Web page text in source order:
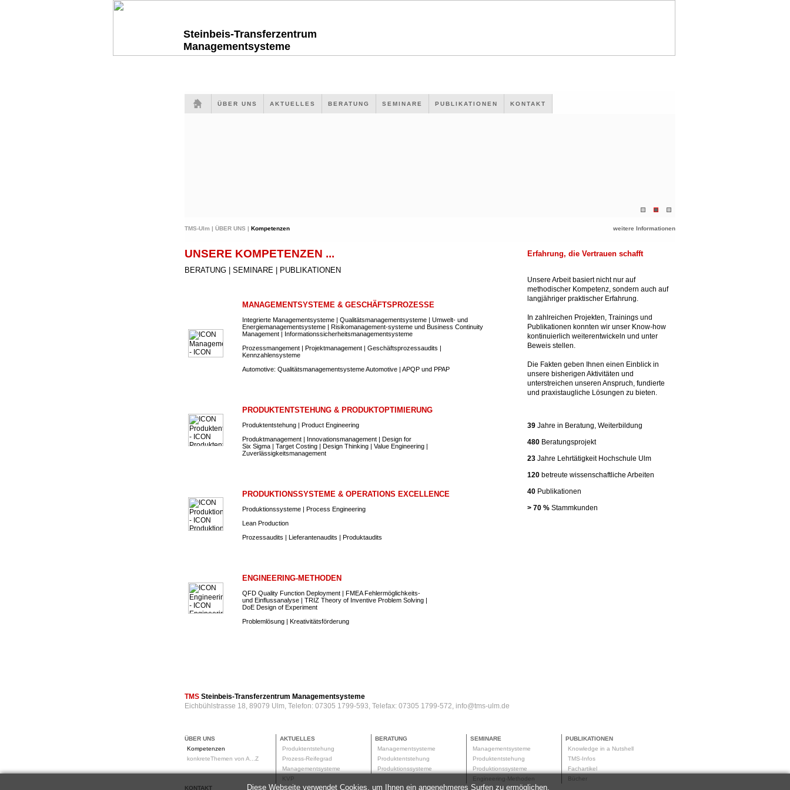
Steinbeis-Transferzentrum
Managementsysteme
ÜBER UNS AKTUELLES BERATUNG SEMINARE PUBLIKATIONEN KONTAKT
TMS-Ulm | ÜBER UNS | Kompetenzen weitere Informationen
UNSERE KOMPETENZEN ...
BERATUNG | SEMINARE | PUBLIKATIONEN
MANAGEMENTSYSTEME & GESCHÄFTSPROZESSE
Integrierte Managementsysteme | Qualitätsmanagementsysteme | Umwelt- und
Energiemanagementsysteme | Risikomanagement-systeme und Business Continuity
Management | Informationssicherheitsmanagementsysteme
Prozessmangement | Projektmanagement | Geschäftsprozessaudits |
Kennzahlensysteme
Automotive: Qualitätsmanagementsysteme Automotive | APQP und PPAP
PRODUKTENTSTEHUNG & PRODUKTOPTIMIERUNG
Produktentstehung | Product Engineering
Produktmanagement | Innovationsmanagement | Design for
Six Sigma | Target Costing | Design Thinking | Value Engineering |
Zuverlässigkeitsmanagement
PRODUKTIONSSYSTEME & OPERATIONS EXCELLENCE
Produktionssysteme | Process Engineering
Lean Production
Prozessaudits | Lieferantenaudits | Produktaudits
ENGINEERING-METHODEN
QFD Quality Function Deployment | FMEA Fehlermöglichkeits-
und Einflussanalyse | TRIZ Theory of Inventive Problem Solving |
DoE Design of Experiment
Problemlösung | Kreativitätsförderung
Erfahrung, die Vertrauen schafft
Unsere Arbeit basiert nicht nur auf
methodischer Kompetenz, sondern auch auf
langjähriger praktischer Erfahrung.
In zahlreichen Projekten, Trainings und
Publikationen konnten wir unser Know-how
kontinuierlich weiterentwickeln und unter
Beweis stellen.
Die Fakten geben Ihnen einen Einblick in
unsere bisherigen Aktivitäten und
unterstreichen unseren Anspruch, fundierte
und praxistaugliche Lösungen zu bieten.
39 Jahre in Beratung, Weiterbildung
480 Beratungsprojekt
23 Jahre Lehrtätigkeit Hochschule Ulm
120 betreute wissenschaftliche Arbeiten
40 Publikationen
> 70 % Stammkunden
TMS Steinbeis-Transferzentrum Managementsysteme
Eichbühlstrasse 18, 89079 Ulm, Telefon: 07305 1799-593, Telefax: 07305 1799-572, info@tms-ulm.de
ÜBER UNS
Kompetenzen
konkreteThemen von A...Z
AKTUELLES
Produktentstehung
Prozess-Reifegrad
Managementsysteme
KVP
BERATUNG
Managementsysteme
Produktentstehung
Produktionssysteme
SEMINARE
Managementsysteme
Produktentstehung
Produktionssysteme
Engineering-Methoden
PUBLIKATIONEN
Knowledge in a Nutshell
TMS-Infos
Fachartikel
Bücher
KONTAKT
Diese Webseite verwendet Cookies, um Ihnen ein angenehmeres Surfen zu ermöglichen.